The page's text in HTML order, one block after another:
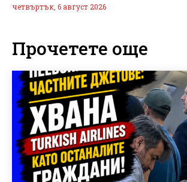
четвъртък, 6 август 2026
Прочетете още